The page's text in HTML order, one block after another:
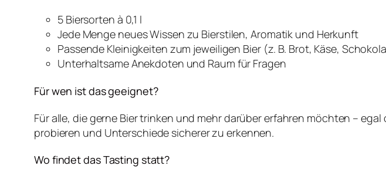
5 Biersorten à 0,1 l
Jede Menge neues Wissen zu Bierstilen, Aromatik und Herkunft
Passende Kleinigkeiten zum jeweiligen Bier (z. B. Brot, Käse,
Unterhaltsame Anekdoten und Raum für Fragen
Für wen ist das geeignet?
Für alle, die gerne Bier trinken und mehr darüber erfahren möchten –
probieren und Unterschiede sicherer zu erkennen.
Wo findet das Tasting statt?